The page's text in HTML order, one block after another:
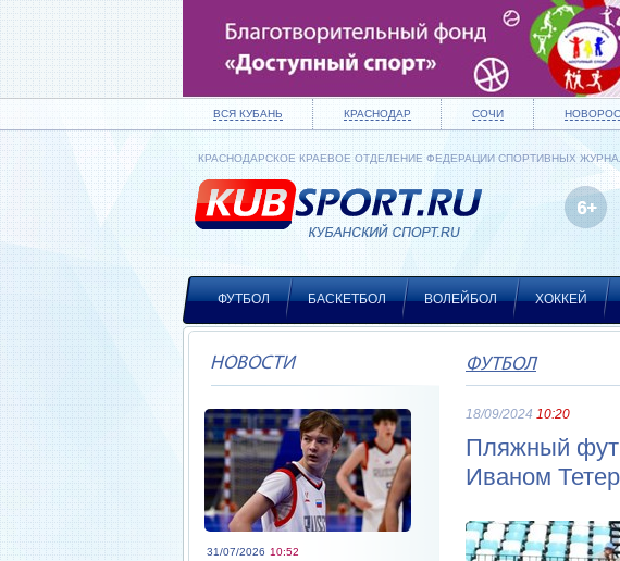
ВСЯ КУБАНЬ КРАСНОДАР СОЧИ
КРАСНОДАРСКОЕ КРАЕВОЕ ОТДЕЛЕНИЕ ФЕДЕРАЦИИ СПОРТИВНЫХ
ФУТБОЛ БАСКЕТБОЛ ВОЛЕЙБОЛ ХОККЕЙ
НОВОСТИ
31/07/2026 10:52
ФУТБОЛ
18/09/2024 10:20
Пляжный
Иваном